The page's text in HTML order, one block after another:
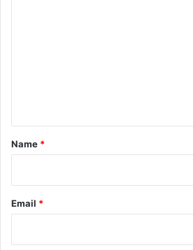
*
Name *
Email *